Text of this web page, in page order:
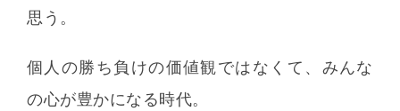
思う。
個人の勝ち負けの価値観ではなくて、みんな
の心が豊かになる時代。